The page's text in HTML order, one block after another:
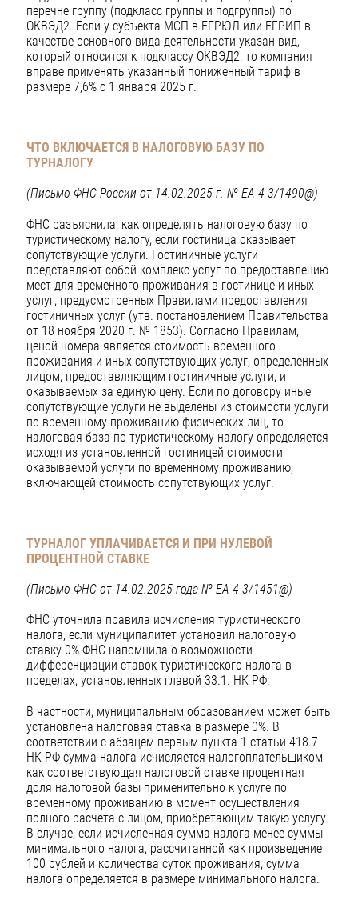
перечне группу (подкласс группы и подгруппы) по
ОКВЭД2. Если у субъекта МСП в ЕГРЮЛ или ЕГРИП в
качестве основного вида деятельности указан вид,
который относится к подклассу ОКВЭД2, то компания
вправе применять указанный пониженный тариф в
размере 7,6% с 1 января 2025 г.
ЧТО ВКЛЮЧАЕТСЯ В НАЛОГОВУЮ БАЗУ ПО
ТУРНАЛОГУ
(Письмо ФНС России от 14.02.2025 г. № ЕА-4-3/1490@)
ФНС разъяснила, как определять налоговую базу по
туристическому налогу, если гостиница оказывает
сопутствующие услуги. Гостиничные услуги
представляют собой комплекс услуг по предоставлению
мест для временного проживания в гостинице и иных
услуг, предусмотренных Правилами предоставления
гостиничных услуг (утв. постановлением Правительства
от 18 ноября 2020 г. № 1853). Согласно Правилам,
ценой номера является стоимость временного
проживания и иных сопутствующих услуг, определенных
лицом, предоставляющим гостиничные услуги, и
оказываемых за единую цену. Если по договору иные
сопутствующие услуги не выделены из стоимости услуги
по временному проживанию физических лиц, то
налоговая база по туристическому налогу определяется
исходя из установленной гостиницей стоимости
оказываемой услуги по временному проживанию,
включающей стоимость сопутствующих услуг.
ТУРНАЛОГ УПЛАЧИВАЕТСЯ И ПРИ НУЛЕВОЙ
ПРОЦЕНТНОЙ СТАВКЕ
(Письмо ФНС от 14.02.2025 года № ЕА-4-3/1451@)
ФНС уточнила правила исчисления туристического
налога, если муниципалитет установил налоговую
ставку 0% ФНС напомнила о возможности
дифференциации ставок туристического налога в
пределах, установленных главой 33.1. НК РФ.
В частности, муниципальным образованием может быть
установлена налоговая ставка в размере 0%. В
соответствии с абзацем первым пункта 1 статьи 418.7
НК РФ сумма налога исчисляется налогоплательщиком
как соответствующая налоговой ставке процентная
доля налоговой базы применительно к услуге по
временному проживанию в момент осуществления
полного расчета с лицом, приобретающим такую услугу.
В случае, если исчисленная сумма налога менее суммы
минимального налога, рассчитанной как произведение
100 рублей и количества суток проживания, сумма
налога определяется в размере минимального налога.